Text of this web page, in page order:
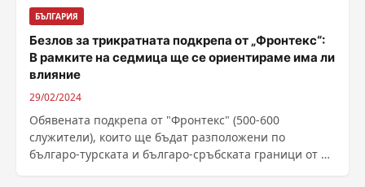
БЪЛГАРИЯ
Безлов за трикратната подкрепа от „Фронтекс“:
В рамките на седмица ще се ориентираме има ли
влияние
29/02/2024
Обявената подкрепа от "Фронтекс" (500-600
служители), които ще бъдат разположени по
българо-турската и българо-сръбската граници от 20